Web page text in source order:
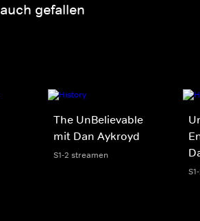
gefallen
The UnBelievable
mit Dan Aykroyd
S1-2 streamen